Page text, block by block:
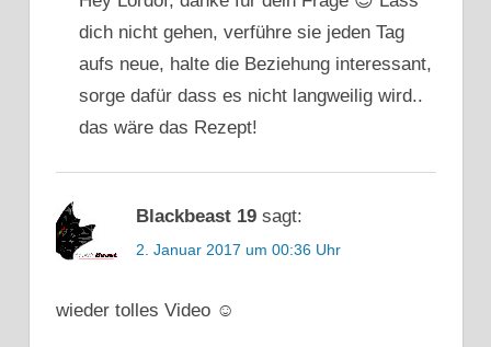
dich nicht gehen, verführe sie jeden Tag
aufs neue, halte die Beziehung interessant,
sorge dafür dass es nicht langweilig wird..
das wäre das Rezept!
Blackbeast 19 sagt:
2. Januar 2017 um 00:36 Uhr
wieder tolles Video ☺